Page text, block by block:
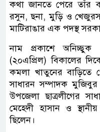
কথা জানতে পেরে তাঁর
রসুন, ছনা, মুড়ি ও
মাটিরাঙার এক পদস্থ
নাম প্রকাশে অনিচ্ছুক
(২০এপ্রিল) বিকালের
কমলা খাতুনের বাড়িতে
সাধারন সম্পাদক মুজিবুর
উপজেলা ছাত্রলীগের
মেহেদী হাসান ও
ছিলেন।